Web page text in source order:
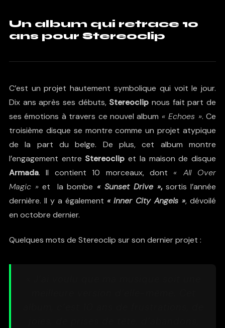
Un album qui retrace 10
ans pour Stereoclip
C’est un projet hautement symbolique qui voit le jour.
Dix ans après ses débuts, Stereoclip nous fait part de
ses émotions à travers ce nouvel album « Echoes ». Ce
troisième disque se montre comme un projet atypique
de la part du belge. De plus, cet album montre
l’engagement entre Stereoclip et la maison de disque
Armada. Il contient 10 morceaux, dont « All Over
Magic » et la bombe « Sunset Drive », sortis l’année
dernière. Il y a également « Inner City Angels », dévoilé
en octobre dernier.
Quelques mots de Stereoclip sur son dernier projet :